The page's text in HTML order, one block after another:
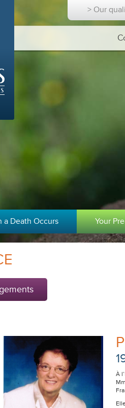
> Our
a Death Occurs Your
À